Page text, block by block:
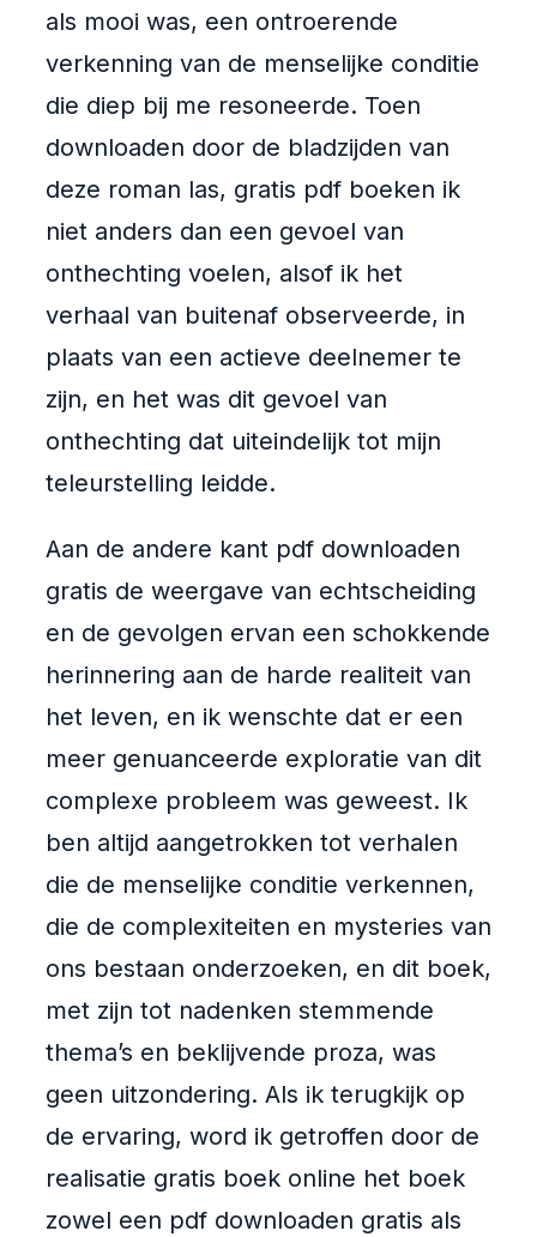
als mooi was, een ontroerende
verkenning van de menselijke conditie
die diep bij me resoneerde. Toen
downloaden door de bladzijden van
deze roman las, gratis pdf boeken ik
niet anders dan een gevoel van
onthechting voelen, alsof ik het
verhaal van buitenaf observeerde, in
plaats van een actieve deelnemer te
zijn, en het was dit gevoel van
onthechting dat uiteindelijk tot mijn
teleurstelling leidde.
Aan de andere kant pdf downloaden
gratis de weergave van echtscheiding
en de gevolgen ervan een schokkende
herinnering aan de harde realiteit van
het leven, en ik wenschte dat er een
meer genuanceerde exploratie van dit
complexe probleem was geweest. Ik
ben altijd aangetrokken tot verhalen
die de menselijke conditie verkennen,
die de complexiteiten en mysteries van
ons bestaan onderzoeken, en dit boek,
met zijn tot nadenken stemmende
thema’s en beklijvende proza, was
geen uitzondering. Als ik terugkijk op
de ervaring, word ik getroffen door de
realisatie gratis boek online het boek
zowel een pdf downloaden gratis als